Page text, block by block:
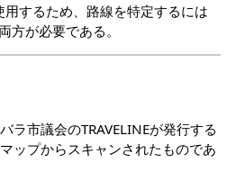
するため、路線を特定するには
方が必要である。
ラ市議会のTRAVELINEが発行する
ップからスキャンされたものであ